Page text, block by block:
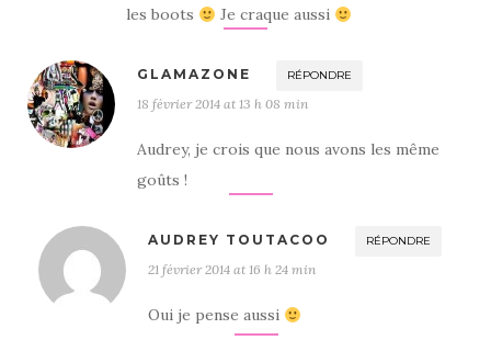
les boots
Je craque aussi
GLAMAZONE RÉPONDRE
18 février 2014 at 13 h 08 min
Audrey, je crois que nous avons les même
goûts !
AUDREY TOUTACOO RÉPONDRE
21 février 2014 at 16 h 24 min
Oui je pense aussi